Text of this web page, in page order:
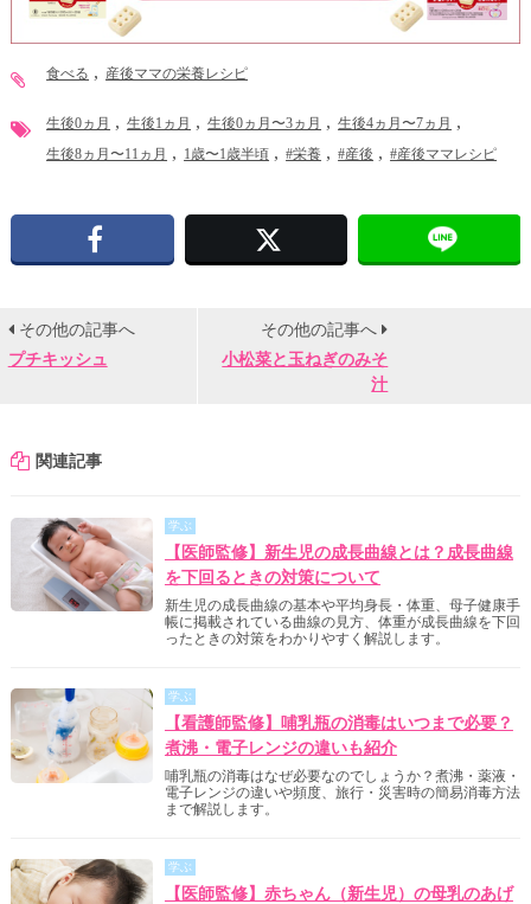
食べる 産後ママの栄養レシピ
生後0ヵ月 生後1ヵ月 生後0ヵ月〜3ヵ月 生後4ヵ月〜7ヵ月
生後8ヵ月〜11ヵ月 1歳〜1歳半頃 #栄養 #産後 #産後ママレシピ
その他の記事へ
プチキッシュ
その他の記事へ
小松菜と玉ねぎのみそ
汁
関連記事
学ぶ
【医師監修】新生児の成長曲線とは？成長曲線
を下回るときの対策について
新生児の成長曲線の基本や平均身長・体重、母子健康手
帳に掲載されている曲線の見方、体重が成長曲線を下回
ったときの対策をわかりやすく解説します。
学ぶ
【看護師監修】哺乳瓶の消毒はいつまで必要？
煮沸・電子レンジの違いも紹介
哺乳瓶の消毒はなぜ必要なのでしょうか？煮沸・薬液・
電子レンジの違いや頻度、旅行・災害時の簡易消毒方法
まで解説します。
学ぶ
【医師監修】赤ちゃん（新生児）の母乳のあげ